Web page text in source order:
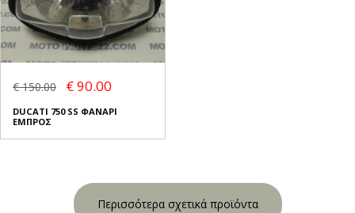
€ 150.00 € 90.00
DUCATI 750 SS ΦΑΝΑΡΙ
ΕΜΠΡΟΣ
Περισσότερα σχετικά προϊόντα